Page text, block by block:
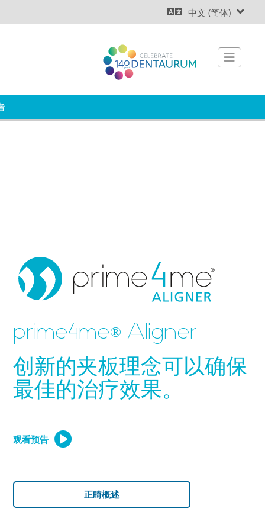
中文 (简体)
prime4me® Aligner
创新的夹板理念可以确保
最佳的治疗效果。
观看预告
正畸概述